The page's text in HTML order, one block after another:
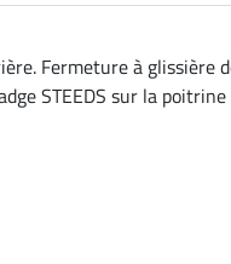
Fermeture à glissière
STEEDS sur la